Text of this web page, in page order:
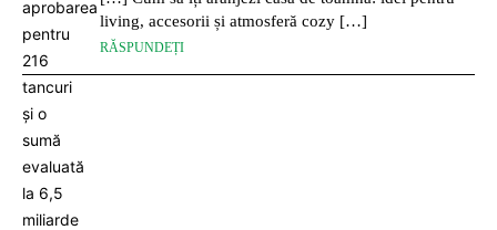
living, accesorii și atmosferă cozy […]
RĂSPUNDEȚI